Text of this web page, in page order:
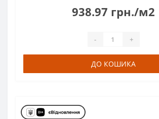
938.97 грн./м2
- +
ДО КОШИКА